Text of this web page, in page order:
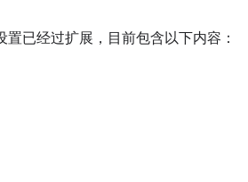
已经过扩展，目前包含以下内容：